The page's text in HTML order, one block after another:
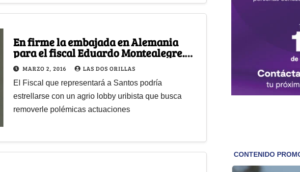
En firme la embajada en Alemania
para el fiscal Eduardo Montealegre.
Los Uribistas buscan atajarlo
MARZO 2, 2016 LAS DOS ORILLAS
El Fiscal que representará a Santos podría
estrellarse con un agrio lobby uribista que busca
removerle polémicas actuaciones